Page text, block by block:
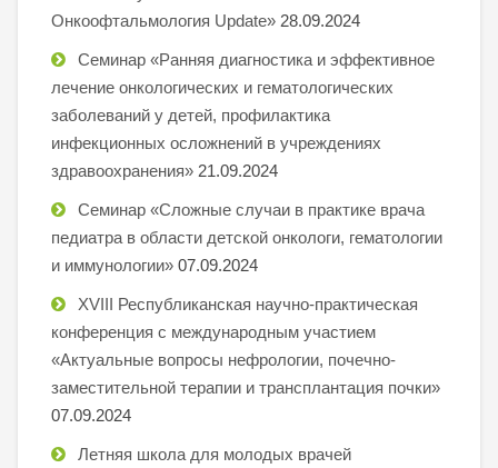
Онкоофтальмология Update» 28.09.2024
Семинар «Ранняя диагностика и эффективное
лечение онкологических и гематологических
заболеваний у детей, профилактика
инфекционных осложнений в учреждениях
здравоохранения» 21.09.2024
Семинар «Сложные случаи в практике врача
педиатра в области детской онкологи, гематологии
и иммунологии» 07.09.2024
XVIII Республиканская научно-практическая
конференция с международным участием
«Актуальные вопросы нефрологии, почечно-
заместительной терапии и трансплантация почки»
07.09.2024
Летняя школа для молодых врачей